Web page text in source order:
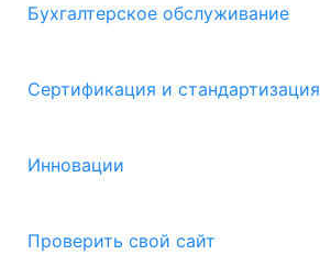
Бухгалтерское обслуживание
Сертификация и стандартизация
Инновации
Проверить свой сайт